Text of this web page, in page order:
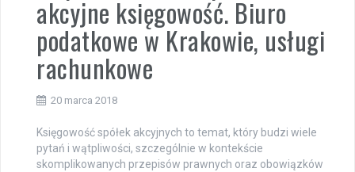
akcyjne księgowość. Biuro
podatkowe w Krakowie, usługi
rachunkowe
20 marca 2018
Księgowość spółek akcyjnych to temat, który budzi wiele
pytań i wątpliwości, szczególnie w kontekście
skomplikowanych przepisów prawnych oraz obowiązków